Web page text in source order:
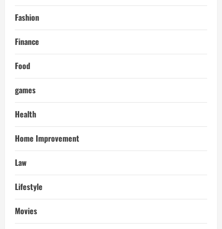
Fashion
Finance
Food
games
Health
Home Improvement
Law
Lifestyle
Movies